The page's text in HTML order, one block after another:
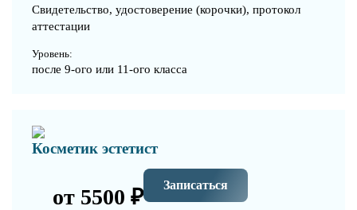
Свидетельство, удостоверение (корочки), протокол
аттестации
Уровень:
после 9-ого или 11-ого класса
Косметик эстетист
от 5500 ₽ Записаться